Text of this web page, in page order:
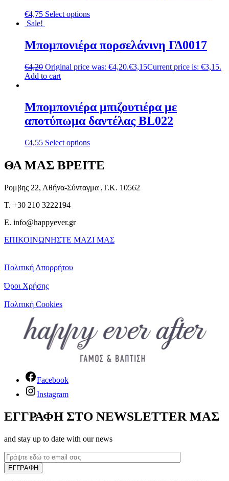
€4,75 Select options
Sale!
Μπομπονιέρα πορσελάνινη ΓΔ0017
€4,20 Original price was: €4,20.€3,15Current price is: €3,15.
Add to cart
Μπομπονιέρα μπιζουτιέρα με
αποτύπωμα δαντέλας BL022
€4,55 Select options
ΘΑ ΜΑΣ ΒΡΕΙΤΕ
Ρομβης 22, Αθήνα-Σύνταγμα ,Τ.Κ. 10562
T. +30 210 3222194
E. info@happyever.gr
ΕΠΙΚΟΙΝΩΝΗΣΤΕ ΜΑΖΙ ΜΑΣ
Πολιτική Απορρήτου
Όροι Χρήσης
Πολιτική Cookies
Facebook
Instagram
ΕΓΓΡΑΦΗ ΣΤΟ NEWSLETTER ΜΑΣ
and stay up to date with our news